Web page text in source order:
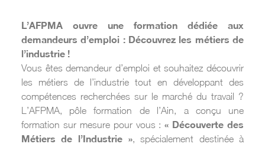
L’AFPMA ouvre une formation dédiée aux
demandeurs d’emploi : Découvrez les métiers de
l’industrie !
Vous êtes demandeur d’emploi et souhaitez découvrir
les métiers de l’industrie tout en développant des
compétences recherchées sur le marché du travail ?
L’AFPMA, pôle formation de l’Ain, a conçu une
formation sur mesure pour vous :« Découverte des
Métiers de l’Industrie », spécialement destinée à